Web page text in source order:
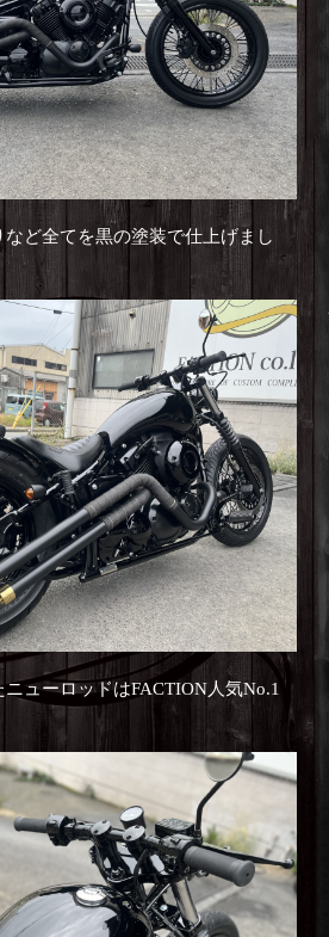
ど全てを黒の塗装で仕上げまし
ューロッドはFACTION人気No.1